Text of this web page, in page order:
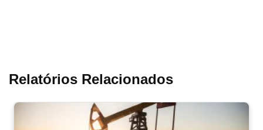
Relatórios Relacionados